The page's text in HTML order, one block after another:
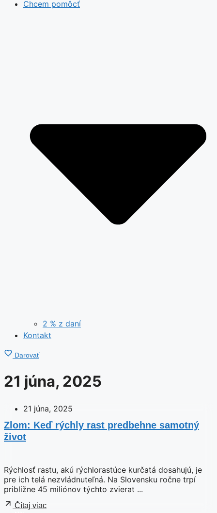
Chcem pomôcť
2 % z daní
Kontakt
Darovať
21 júna, 2025
21 júna, 2025
Zlom: Keď rýchly rast predbehne samotný
život
Rýchlosť rastu, akú rýchlorastúce kurčatá dosahujú, je
pre ich telá nezvládnuteľná. Na Slovensku ročne trpí
približne 45 miliónov týchto zvierat ...
Čítaj viac